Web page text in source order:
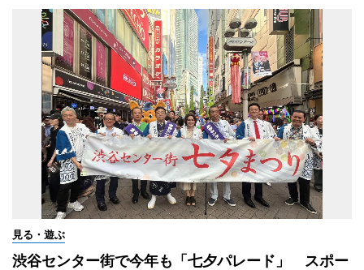
見る・遊ぶ
渋谷センター街で今年も「七夕パレード」 スポー